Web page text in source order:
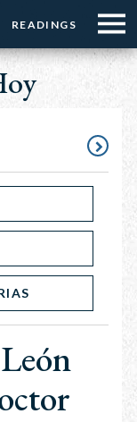
Menu:
Top
Buttons
READINGS
Menu:
Top
☰
Menu